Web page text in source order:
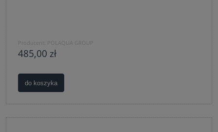
Producent: POLAQUA GROUP
485,00 zł
do koszyka